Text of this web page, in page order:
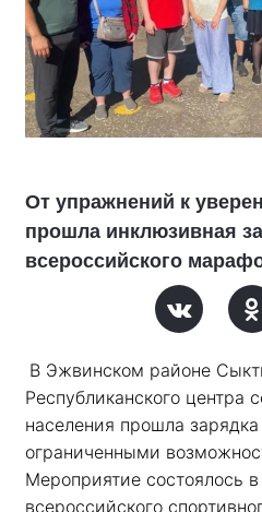
От упражнений к
прошла инклюзивная
всероссийского
В Эжвинском районе
Республиканского центра
населения прошла
ограниченными
Мероприятие состоялось
всероссийского